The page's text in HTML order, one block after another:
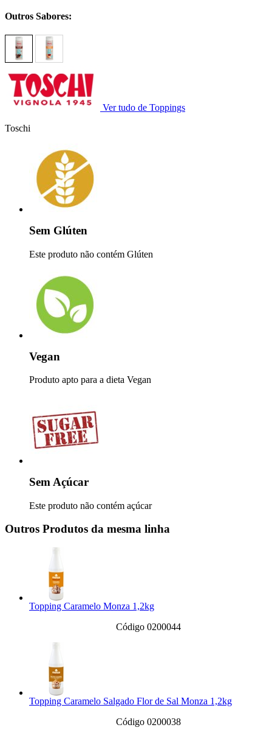
Outros Sabores:
Ver tudo de Toppings
Toschi
Sem Glúten
Este produto não contém Glúten
Vegan
Produto apto para a dieta Vegan
Sem Açúcar
Este produto não contém açúcar
Outros Produtos da mesma linha
Topping Caramelo Monza 1,2kg
Código 0200044
Topping Caramelo Salgado Flor de Sal Monza 1,2kg
Código 0200038